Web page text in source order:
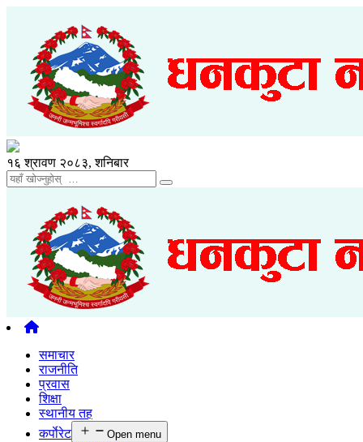
१६ श्रावण २०८३, शनिबार
समाचार
राजनीति
प्रवास
शिक्षा
स्थानीय तह
कर्पाेरेट
Open menu